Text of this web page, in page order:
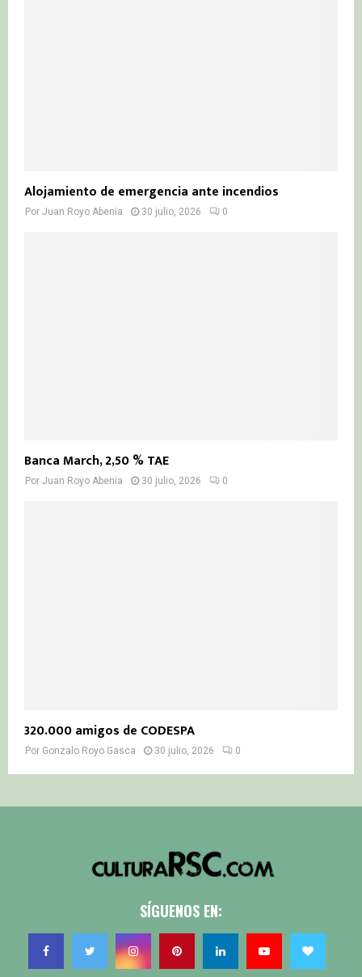
Alojamiento de emergencia ante incendios
Por Juan Royo Abenia 30 julio, 2026 0
Banca March, 2,50 % TAE
Por Juan Royo Abenia 30 julio, 2026 0
320.000 amigos de CODESPA
Por Gonzalo Royo Gasca 30 julio, 2026 0
SÍGUENOS EN: